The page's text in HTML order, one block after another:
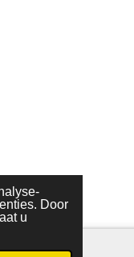
Door
u